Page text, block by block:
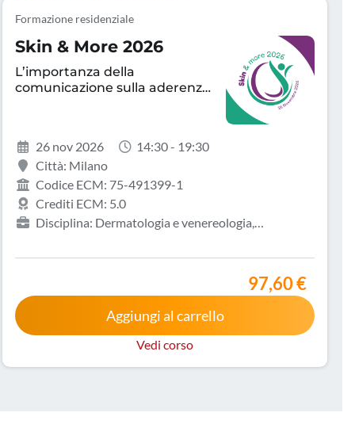
Formazione residenziale
Skin & More 2026
L’importanza della
comunicazione sulla aderenza
26 nov 2026
14:30 - 19:30
Città: Milano
Codice ECM: 75-491399-1
Crediti ECM: 5.0
Disciplina: Dermatologia e venereologia,
Medicina del lavoro e sicurezza degli ambienti di
lavoro, Medicina generale (medici di famiglia)97,60 €
Aggiungi al carrello
Vedi corso